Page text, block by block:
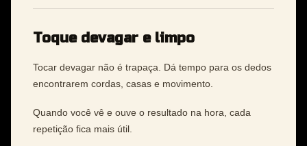
Toque devagar e limpo
Tocar devagar não é trapaça. Dá tempo para os dedos
encontrarem cordas, casas e movimento.
Quando você vê e ouve o resultado na hora, cada
repetição fica mais útil.